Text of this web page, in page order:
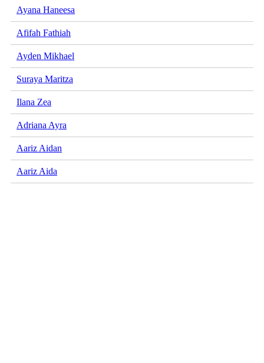
Ayana Haneesa
Afifah Fathiah
Ayden Mikhael
Suraya Maritza
Ilana Zea
Adriana Ayra
Aariz Aidan
Aariz Aida